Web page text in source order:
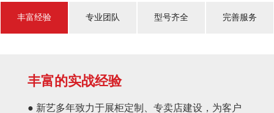
丰富经验 专业团队 型号齐全 完善服务
丰富的实战经验
● 新艺多年致力于展柜定制、专卖店建设，为客户